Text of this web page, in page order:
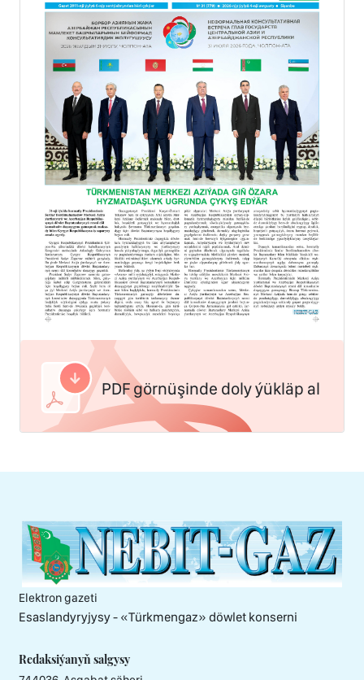
PDF görnüşinde doly ýükläp al
Elektron gazeti
Esaslandyryjysy - «Тürkmengaz» döwlet konserni
Redaksiýanyň salgysy